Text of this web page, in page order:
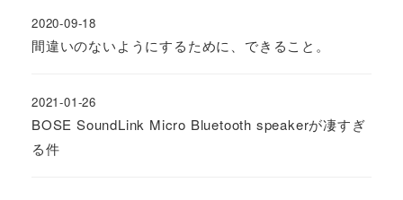
間違いのないようにするために、できること。
2020-09-18
BOSE SoundLink Micro Bluetooth speakerが凄すぎ
る件
2021-01-26